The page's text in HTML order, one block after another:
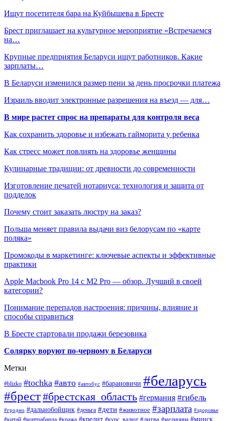
Ищут посетителя бара на Куйбышева в Бресте
Брест приглашает на культурное мероприятие «Встречаемся
на…
Крупные предприятия Беларуси ищут работников. Какие
зарплаты…
В Беларуси изменился размер пени за день просрочки платежа
Израиль вводит электронные разрешения на въезд — для…
В мире растет спрос на препараты для контроля веса
Как сохранить здоровье и избежать гайморита у ребенка
Как стресс может повлиять на здоровье женщины
Кулинарные традиции: от древности до современности
Изготовление печатей нотариуса: технология и защита от
подделок
Почему стоит заказать люстру на заказ?
Польша меняет правила выдачи виз белорусам по «карте
поляка»
Промокоды в маркетинге: ключевые аспекты и эффективные
практики
Apple Macbook Pro 14 с M2 Pro — обзор. Лучший в своей
категории?
Понимание перепадов настроения: причины, влияние и
способы справиться
В Бресте стартовали продажи березовика
Солярку воруют по-черному в Беларуси
Метки
#blizko #tochka #авто #автобус #барановичи #беларусь
#брест#брестская_область #германия #гибель
#гродно #дальнобойщик #деньга #дети #животное #зарплата #здоровье
#китай #контрабанда #кража #кредит #курс_валют #литва #медицина #минск